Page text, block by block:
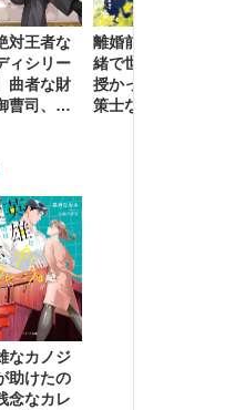
対王者な
ィシリー
曲者な財
曹司、笑
愛で貫く
離婚前夜に内
緒で世継ぎを
授かったら～
策士な御曹司
なカノジ
助けたの
念なカレ